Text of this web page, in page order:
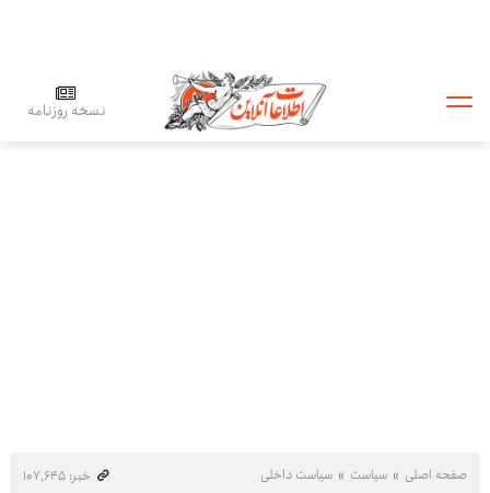
نسخه روزنامه
صفحه اصلی سیاست سیاست داخلی
خبر: ۱۰۷٬۶۴۵